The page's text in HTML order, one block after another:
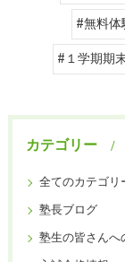
#無料
#１学期期
カテゴリー
全てのカテゴリ
塾長ブログ
塾生の皆さんへ